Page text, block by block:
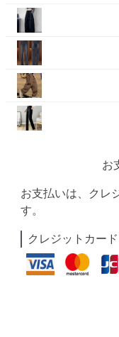
お
お支払いは、クレ
す。
クレジットカード